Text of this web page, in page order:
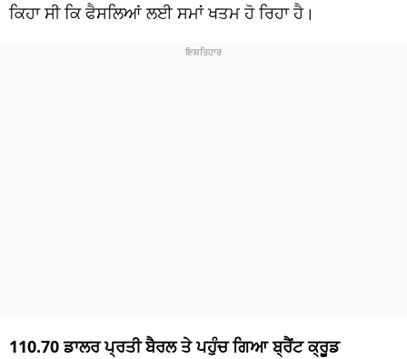
ਕਿਹਾ ਸੀ ਕਿ ਫੈਸਲਿਆਂ ਲਈ ਸਮਾਂ ਖਤਮ ਹੋ ਰਿਹਾ ਹੈ।
110.70 ਡਾਲਰ ਪ੍ਰਤੀ ਬੈਰਲ ਤੇ ਪਹੁੰਚ ਗਿਆ ਬ੍ਰੈਂਟ ਕ੍ਰੂਡ